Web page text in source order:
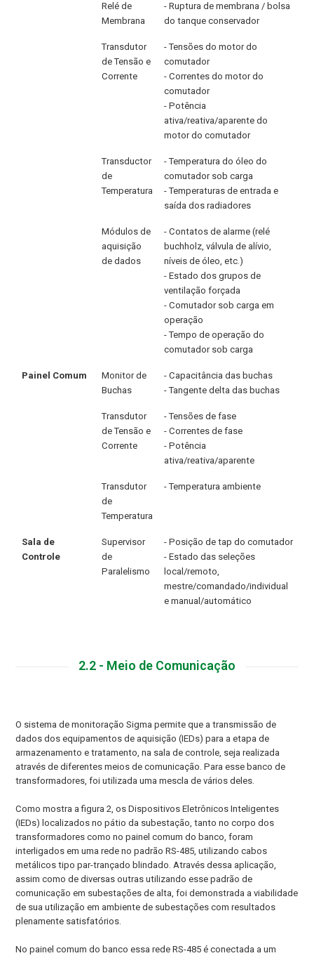
Relé de
Membrana
- Ruptura de membrana / bolsa
do tanque conservador
Transdutor
de Tensão e
Corrente
- Tensões do motor do
comutador
- Correntes do motor do
comutador
- Potência
ativa/reativa/aparente do
motor do comutador
Transductor
de
Temperatura
- Temperatura do óleo do
comutador sob carga
- Temperaturas de entrada e
saída dos radiadores
Módulos de
aquisição
de dados
- Contatos de alarme (relé
buchholz, válvula de alívio,
níveis de óleo, etc.)
- Estado dos grupos de
ventilação forçada
- Comutador sob carga em
operação
- Tempo de operação do
comutador sob carga
Painel Comum
Monitor de
Buchas
- Capacitância das buchas
- Tangente delta das buchas
Transdutor
de Tensão e
Corrente
- Tensões de fase
- Correntes de fase
- Potência
ativa/reativa/aparente
Transdutor
de
Temperatura
- Temperatura ambiente
Sala de
Controle
Supervisor
de
Paralelismo
- Posição de tap do comutador
- Estado das seleções
local/remoto,
mestre/comandado/individual
e manual/automático
2.2 - Meio de Comunicação
O sistema de monitoração Sigma permite que a transmissão de
dados dos equipamentos de aquisição (IEDs) para a etapa de
armazenamento e tratamento, na sala de controle, seja realizada
através de diferentes meios de comunicação. Para esse banco de
transformadores, foi utilizada uma mescla de vários deles.
Como mostra a figura 2, os Dispositivos Eletrônicos Inteligentes
(IEDs) localizados no pátio da subestação, tanto no corpo dos
transformadores como no painel comum do banco, foram
interligados em uma rede no padrão RS-485, utilizando cabos
metálicos tipo par-trançado blindado. Através dessa aplicação,
assim como de diversas outras utilizando esse padrão de
comunicação em subestações de alta, foi demonstrada a viabilidade
de sua utilização em ambiente de subestações com resultados
plenamente satisfatórios.
No painel comum do banco essa rede RS-485 é conectada a um